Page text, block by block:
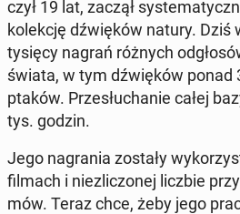
czył 19 lat, zaczął
ko­lek­cję dźwię­ków natury. Dziś
tysięcy nagrań różnych
świata, w tym dźwię­ków ponad
ptaków. Prze­słu­cha­nie całej
tys. godzin.
Jego na­gra­nia zostały
filmach i nie­zli­czo­nej liczbie
mów. Teraz chce, żeby jego